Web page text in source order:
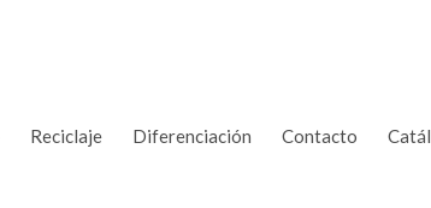
Reciclaje Diferenciación Contacto